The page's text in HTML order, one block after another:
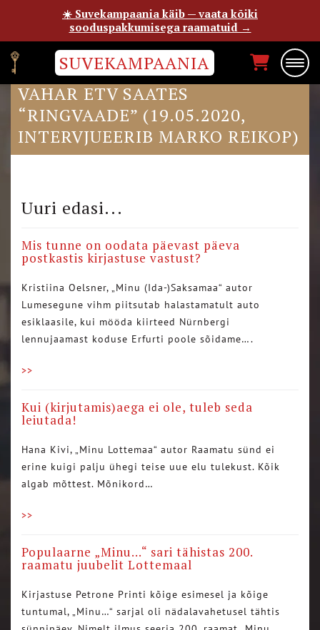
SUVEKAMPAANIA
“MINU LEEDU” AUTOR SVEN
VAHAR ETV SAATES
“RINGVAADE” (19.05.2020,
INTERVJUEERIB MARKO REIKOP)
Uuri edasi...
Mis tunne on oodata päevast päeva
postkastis kirjastuse vastust?
Kristiina Oelsner, „Minu (Ida-)Saksamaa“ autor
Lumesegune vihm piitsutab halastamatult auto
esiklaasile, kui mööda kiirteed Nürnbergi
lennujaamast koduse Erfurti poole sõidame….
>>
Kui (kirjutamis)aega ei ole, tuleb seda
leiutada!
Hana Kivi, „Minu Lottemaa“ autor Raamatu sünd ei
erine kuigi palju ühegi teise uue elu tulekust. Kõik
algab mõttest. Mõnikord…
>>
Populaarne „Minu…“ sari tähistas 200.
raamatu juubelit Lottemaal
Kirjastuse Petrone Printi kõige esimesel ja kõige
tuntumal, „Minu…“ sarjal oli nädalavahetusel tähtis
☀️ Suvekampaania käib — vaata kõiki
sooduspakkumisega raamatuid →